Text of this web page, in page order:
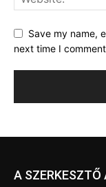
Save my name,
next time I
A